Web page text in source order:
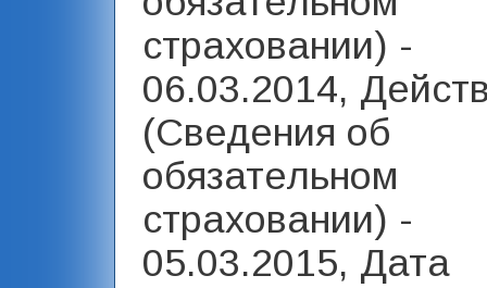
страховании) -
06.03.2014,
(Сведения об
обязательном
страховании) -
05.03.2015, Дата